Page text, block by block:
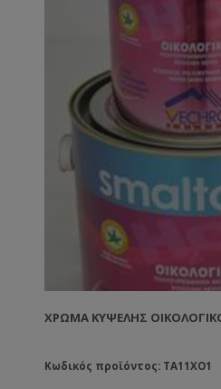
ΧΡΏΜΑ ΚΥΨΈΛΗΣ
Κωδικός προϊόντος: TA11XO1